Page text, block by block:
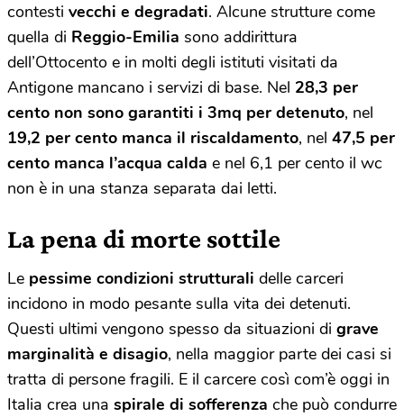
contesti vecchi e degradati. Alcune strutture come
quella di Reggio-Emilia sono addirittura
dell’Ottocento e in molti degli istituti visitati da
Antigone mancano i servizi di base. Nel 28,3 per
cento non sono garantiti i 3mq per detenuto, nel
19,2 per cento manca il riscaldamento, nel 47,5 per
cento manca l’acqua calda e nel 6,1 per cento il wc
non è in una stanza separata dai letti.
La pena di morte sottile
Le pessime condizioni strutturali delle carceri
incidono in modo pesante sulla vita dei detenuti.
Questi ultimi vengono spesso da situazioni di grave
marginalità e disagio, nella maggior parte dei casi si
tratta di persone fragili. E il carcere così com’è oggi in
Italia crea una spirale di sofferenza che può condurre